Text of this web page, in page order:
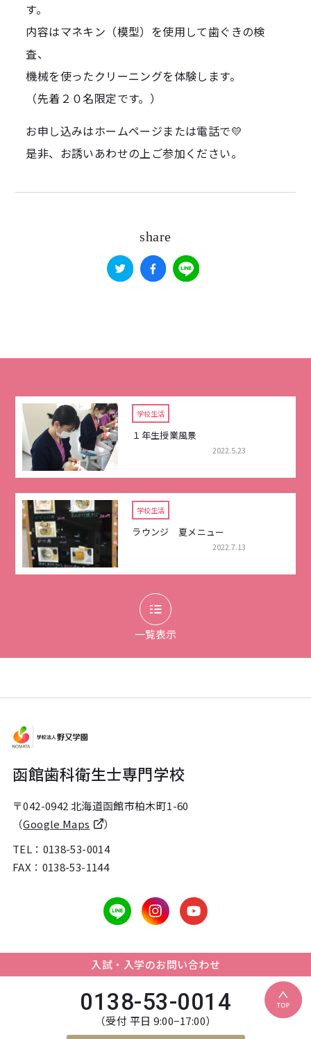
す。
内容はマネキン（模型）を使用して歯ぐきの検
査、
機械を使ったクリーニングを体験します。
（先着２０名限定です。）
お申し込みはホームページまたは電話で💛
是非、お誘いあわせの上ご参加ください。
share
学校生活
１年生授業風景
2022.5.23
一覧表示
学校生活
ラウンジ 夏メニュー
2022.7.13
函館歯科衛生士専門学校
〒042-0942 北海道函館市柏木町1-60
（Google Maps
）
TEL： 0138-53-0014
FAX：0138-53-1144
入試・入学のお問い合わせ
0138-53-0014
（受付 平日 9:00−17:00）